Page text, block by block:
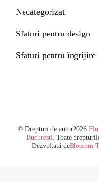
Necategorizat
Sfaturi pentru design
Sfaturi pentru îngrijire
© Drepturi de autor2026
Bucuresti. Toate
Dezvoltată deBlossom